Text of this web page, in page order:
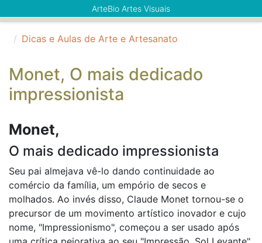
ArteBio Artes Visuais
Dicas e Aulas de Arte e Artesanato
Monet, O mais dedicado
impressionista
Monet,
O mais dedicado impressionista
Seu pai almejava vê-lo dando continuidade ao
comércio da família, um empório de secos e
molhados. Ao invés disso, Claude Monet tornou-se o
precursor de um movimento artístico inovador e cujo
nome, "Impressionismo", começou a ser usado após